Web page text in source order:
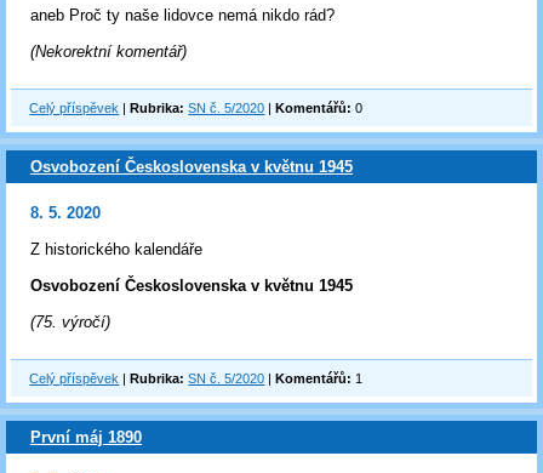
aneb Proč ty naše lidovce nemá nikdo rád?
(Nekorektní komentář)
Celý příspěvek |Rubrika: SN č. 5/2020 |Komentářů: 0
Osvobození Československa v květnu 1945
8. 5. 2020
Z historického kalendáře
Osvobození Československa v květnu 1945
(75. výročí)
Celý příspěvek |Rubrika: SN č. 5/2020 |Komentářů: 1
První máj 1890